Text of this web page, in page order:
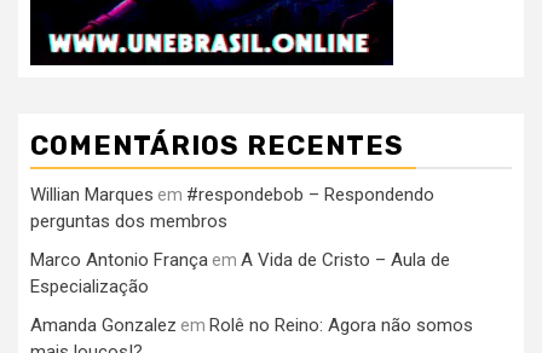
COMENTÁRIOS RECENTES
Willian Marques em #respondebob – Respondendo
perguntas dos membros
Marco Antonio França em A Vida de Cristo – Aula de
Especialização
Amanda Gonzalez em Rolê no Reino: Agora não somos